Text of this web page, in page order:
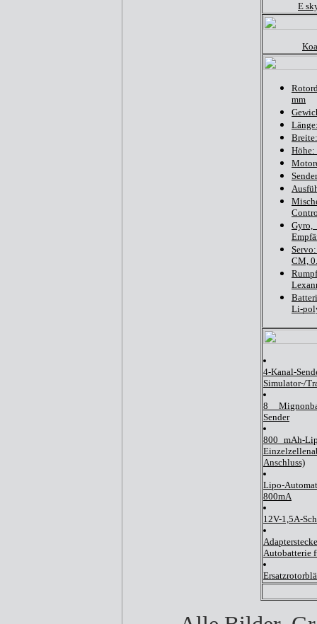
E
mm
Höhe:
CM,
Li-
4-Kanal-
Simulator-/
8
Sender
800 mAh-
Anschluss)
Lipo-
800mA
12V-1,5A-
Autobatterie